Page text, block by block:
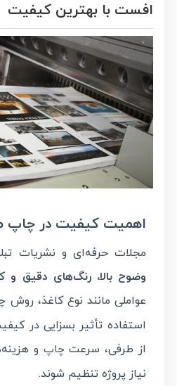
افست با بهترین کیفیت
اهمیت کیفیت در چاپ
مجلات حرفه‌ای و نشریات
وضوح بالا، رنگ‌های دقیق و
عواملی مانند نوع کاغذ، روش
استفاده تأثیر بسزایی در
از طرفی، سرعت چاپ و
نیاز پروژه تنظیم شوند.